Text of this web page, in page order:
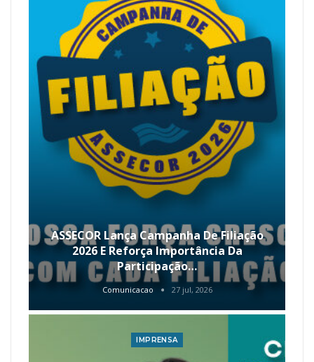
ASSECOR Lança Campanha De Filiação
2026 E Reforça Importância Da
Participação…
Comunicacao 27 jul, 2026
IMPRENSA